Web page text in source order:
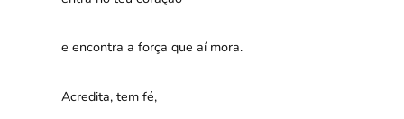
e encontra a força que aí mora.
Acredita, tem fé,